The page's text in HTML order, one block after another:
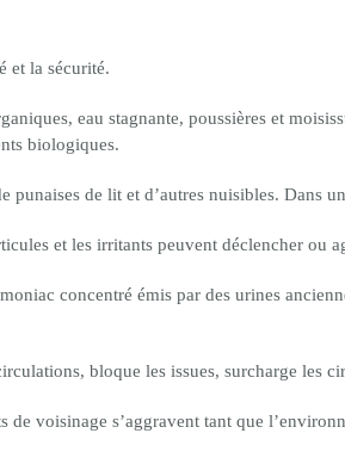
et la sécurité.
eau stagnante, poussières et
biologiques.
punaises de lit et d’autres nuisibles. Dans
et les irritants peuvent déclencher ou
concentré émis par des urines
bloque les issues, surcharge les
voisinage s’aggravent tant que